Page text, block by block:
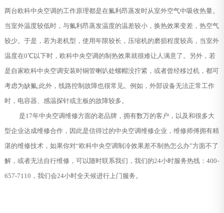
两台欧科中央空调的工作原理都是在氟利昂蒸发时从室外空气中吸收热量。
当室外温度较低时，与氟利昂蒸发温度的温差较小，换热效果变差，热空气
较少。于是，若为老机型，使用年限较长，压缩机的磨损程度较高，当室外
温度在0℃以下时，欧科中央空调的制热效果就很难让人满意了。另外，若
是自家欧科中央空调安装时铜管喇叭处螺帽没拧紧，或者曾经移过机，都可
考虑为缺氟;此外，线路控制故障也很常见。例如，外部设备无法正常工作
时，电容器、感温探针或主板的故障较多。
是17年中央空调维修方面的老品牌，拥有数万的客户，以及和很多大
型企业达成维修合作，因此是信得过的中央空调维修企业，维修师傅拥有精
湛的维修技术，如果你对“欧科中央空调制冷效果差不制热怎么办”方面不了
解，或者无法自行维修，可以随时联系我们，我们的24小时服务热线：400-
657-7110，我们会24小时全天候进行上门服务。